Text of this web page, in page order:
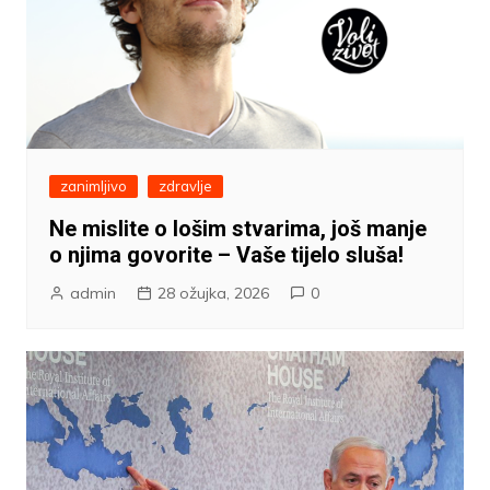
zanimljivo zdravlje
Ne mislite o lošim stvarima, još manje
o njima govorite – Vaše tijelo sluša!
admin 28 ožujka, 2026 0